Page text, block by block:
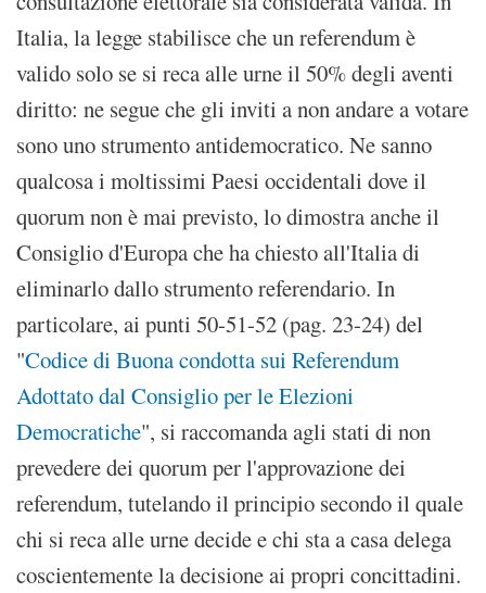
Italia, la legge stabilisce che un referendum è
valido solo se si reca alle urne il 50% degli aventi
diritto: ne segue che gli inviti a non andare a votare
sono uno strumento antidemocratico. Ne sanno
qualcosa i moltissimi Paesi occidentali dove il
quorum non è mai previsto, lo dimostra anche il
Consiglio d'Europa che ha chiesto all'Italia di
eliminarlo dallo strumento referendario. In
particolare, ai punti 50-51-52 (pag. 23-24) del
"Codice di Buona condotta sui Referendum
Adottato dal Consiglio per le Elezioni
Democratiche", si raccomanda agli stati di non
prevedere dei quorum per l'approvazione dei
referendum, tutelando il principio secondo il quale
chi si reca alle urne decide e chi sta a casa delega
coscientemente la decisione ai propri concittadini.